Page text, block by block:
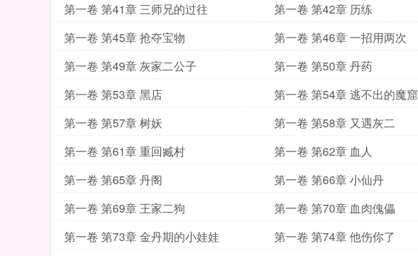
第一卷 第41章 三师兄的过往
第一卷 第42章 历练
第一卷 第45章 抢夺宝物
第一卷 第46章 一招用两次
第一卷 第49章 灰家二公子
第一卷 第50章 丹药
第一卷 第53章 黑店
第一卷 第54章 逃不出的魔窟
第一卷 第57章 树妖
第一卷 第58章 又遇灰二
第一卷 第61章 重回臧村
第一卷 第62章 血人
第一卷 第65章 丹阁
第一卷 第66章 小仙丹
第一卷 第69章 王家二狗
第一卷 第70章 血肉傀儡
第一卷 第73章 金丹期的小娃娃
第一卷 第74章 他伤你了